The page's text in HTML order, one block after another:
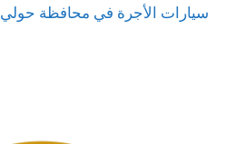
سيارات الأجرة في محافظة حولي